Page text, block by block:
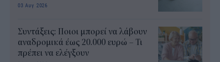
03 Αυγ 2026
Συντάξεις: Ποιοι μπορεί να λάβουν
αναδρομικά έως 20.000 ευρώ – Τι
πρέπει να ελέγξουν